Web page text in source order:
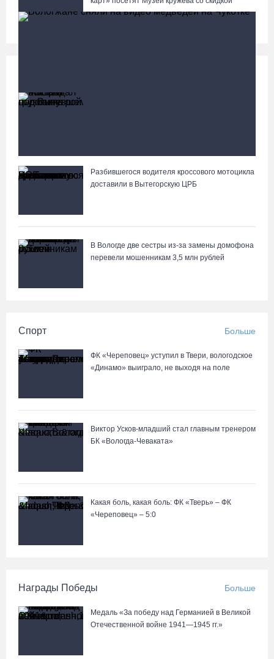
Вологжане сняли на видео медведей на Чукотке
Разбившегося водителя кроссового мотоцикла
доставили в Вытегорскую ЦРБ
В Вологде две сестры из-за замены домофона
перевели мошенникам 3,5 млн рублей
Спорт Больше
ФК «Череповец» уступил в Твери, вологодское
«Динамо» выиграло, не выходя на поле
Виктор Усков-младший стал главным тренером
БК «Вологда-Чеваката»
Какая боль, какая боль: ФК «Тверь» – ФК
«Череповец» – 5:0
Награды Победы Больше
Медаль «За победу над Германией в Великой
Отечественной войне 1941—1945 гг.»